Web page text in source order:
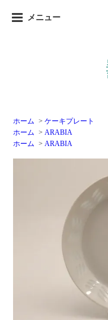
メニュー
ホーム >ケーキプレート
ホーム > ARABIA
ホーム > ARABIA